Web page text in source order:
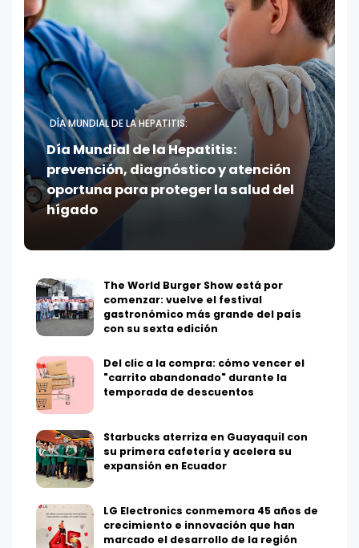
DÍA MUNDIAL DE LA HEPATITIS:
Día Mundial de la Hepatitis:
prevención, diagnóstico y atención
oportuna para proteger la salud del
hígado
The World Burger Show está por
comenzar: vuelve el festival
gastronómico más grande del país
con su sexta edición
Del clic a la compra: cómo vencer el
"carrito abandonado" durante la
temporada de descuentos
Starbucks aterriza en Guayaquil con
su primera cafetería y acelera su
expansión en Ecuador
LG Electronics conmemora 45 años de
crecimiento e innovación que han
marcado el desarrollo de la región